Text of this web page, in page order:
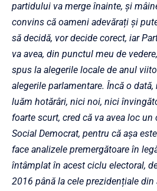
partidului va merge înainte, și
convins că oameni adevărați și
să decidă, vordecide corect, iar
va avea, din punctul meu de
spus la alegerile locale de anul
alegerile parlamentare. Încă o
luăm hotărâri, nici noi, nici
foarte scurt, cred că va avea loc
Social Democrat, pentru că așa
face analizele premergătoare în
întâmplat în acest ciclu electoral,
2016 până la cele prezidențiale din